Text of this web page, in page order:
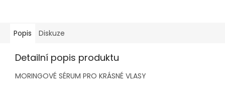
Popis Diskuze
Detailní popis produktu
MORINGOVÉ SÉRUM PRO KRÁSNÉ VLASY